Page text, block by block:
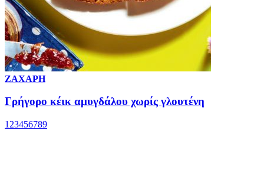
ΖΑΧΑΡΗ
Γρήγορο κέικ αμυγδάλου χωρίς γλουτένη
1 23456789